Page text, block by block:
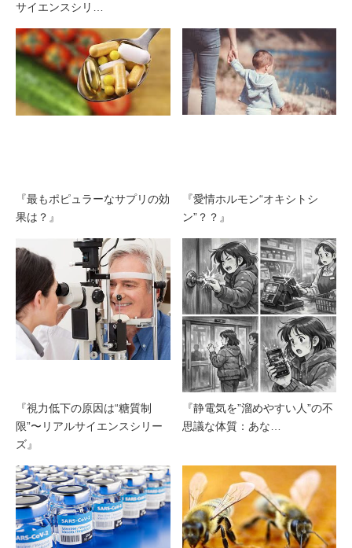
サイエンスシリ…
『最もポピュラーなサプリの効
果は？』
『愛情ホルモン“オキシトシ
ン”？？』
『視力低下の原因は“糖質制
限”〜リアルサイエンスシリー
ズ』
『静電気を”溜めやすい人”の不
思議な体質：あな…